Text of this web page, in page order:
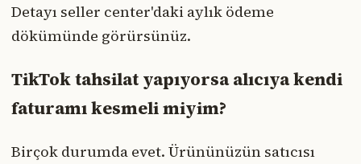
Detayı seller center'daki aylık ödeme
dökümünde görürsünüz.
TikTok tahsilat yapıyorsa alıcıya kendi
faturamı kesmeli miyim?
Birçok durumda evet. Ürününüzün satıcısı